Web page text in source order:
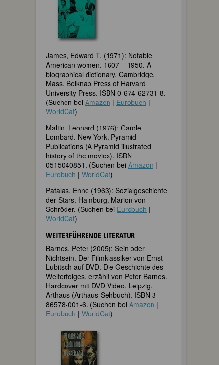
James, Edward T. (1971): Notable
American women. 1607 – 1950. A
biographical dictionary. Cambridge,
Mass. Belknap Press of Harvard
University Press. ISBN 0-674-62731-8.
(Suchen bei Amazon | Eurobuch |
WorldCat)
Maltin, Leonard (1976): Carole
Lombard. New York. Pyramid
Publications (A Pyramid illustrated
history of the movies). ISBN
0515040851. (Suchen bei Amazon |
Eurobuch | WorldCat)
Patalas, Enno (1963): Sozialgeschichte
der Stars. Hamburg. Marion von
Schröder. (Suchen bei Eurobuch |
WorldCat)
WEITERFÜHRENDE LITERATUR
Barnes, Peter (2005): Sein oder
Nichtsein. Der Filmklassiker von Ernst
Lubitsch auf DVD. Die Geschichte des
Welterfolges, erzählt von Peter Barnes.
Hardcover mit DVD-Video. Leipzig.
Arthaus (Arthaus-Sehbuch). ISBN 3-
86578-001-6. (Suchen bei Amazon |
Eurobuch | WorldCat)